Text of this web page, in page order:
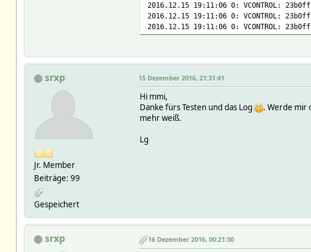
2016.12.15 19:11:06 0: VCONTROL:
2016.12.15 19:11:06 0: VCONTROL:
2016.12.15 19:11:06 0: VCONTROL:
srxp
Jr. Member
Beiträge: 99
Gespeichert
15 Dezember 2016, 21:31:41
Hi mmi,
Danke fürs Testen und das Log
. Werde mir
mehr weiß.
Lg
srxp 16 Dezember 2016, 00:21:30